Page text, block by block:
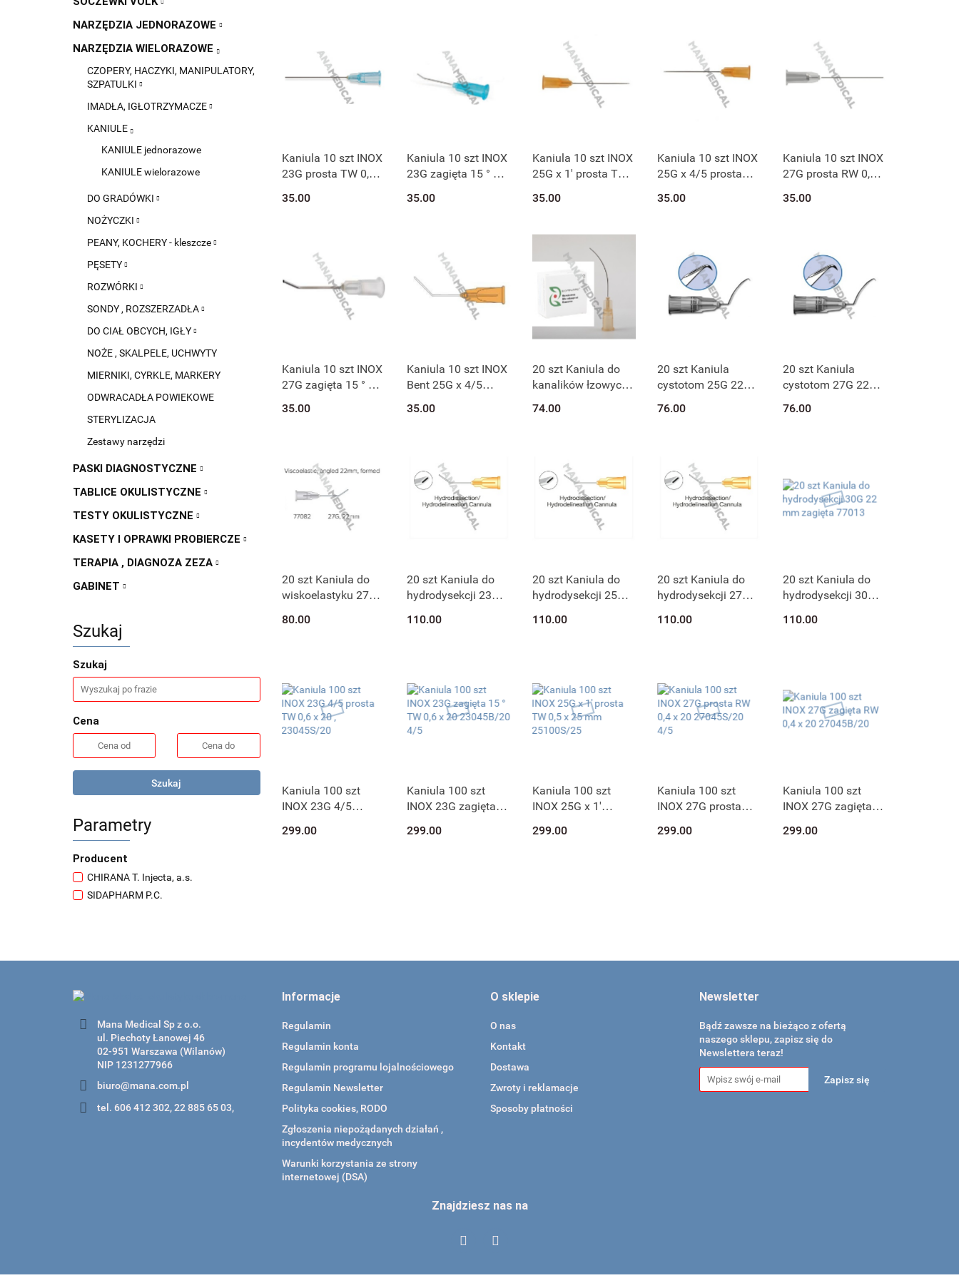
NARZĘDZIA JEDNORAZOWE
NARZĘDZIA WIELORAZOWE
CZOPERY, HACZYKI, MANIPULATORY,
SZPATULKI
IMADŁA, IGŁOTRZYMACZE
KANIULE
KANIULE jednorazowe
KANIULE wielorazowe
DO GRADÓWKI
NOŻYCZKI
PEANY, KOCHERY - kleszcze
PĘSETY
ROZWÓRKI
SONDY , ROZSZERZADŁA
DO CIAŁ OBCYCH, IGŁY
NOŻE , SKALPELE, UCHWYTY
MIERNIKI, CYRKLE, MARKERY
ODWRACADŁA POWIEKOWE
STERYLIZACJA
Zestawy narzędzi
PASKI DIAGNOSTYCZNE
TABLICE OKULISTYCZNE
TESTY OKULISTYCZNE
KASETY I OPRAWKI PROBIERCZE
TERAPIA , DIAGNOZA ZEZA
GABINET
Szukaj
Szukaj
Cena
Szukaj
Parametry
Producent
CHIRANA T. Injecta, a.s.
SIDAPHARM P.C.
Kaniula 10 szt INOX
23G prosta TW 0,6 x
35.00
Na zamówienie
Kaniula 10 szt INOX
23G zagięta 15 ° TW
CHOP23045B/20
35.00
Kaniula 10 szt INOX
25G x 1' prosta TW
25100S/25
35.00
Kaniula 10 szt INOX
25G x 4/5 prosta
25045S/20
35.00
Kaniula 10 szt INOX
27G prosta RW 0,4 x
35.00
Kaniula 10 szt INOX
27G zagięta 15 ° RW
27045B/20
35.00
Kaniula 10 szt INOX
Bent 25G x 4/5
mm 25045B/22
35.00
20 szt Kaniula do
kanalików łzowych
zagięta ,28 mm
74.00
20 szt Kaniula
cystotom 25G 22
mm 77006
76.00
20 szt Kaniula
cystotom 27G 22
mm 77007
76.00
20 szt Kaniula do
wiskoelastyku 27G
80.00
20 szt Kaniula do
hydrodysekcji 23G
77062
110.00
20 szt Kaniula do
hydrodysekcji 25G
77010
110.00
20 szt Kaniula do
hydrodysekcji 27G
77012
110.00
20 szt Kaniula do
hydrodysekcji 30G
77013
110.00
Kaniula 100 szt
INOX 23G 4/5
23045S/20
299.00
Kaniula 100 szt
INOX 23G zagięta
23045B/20 4/5
299.00
Kaniula 100 szt
INOX 25G x 1'
mm 25100S/25
299.00
Kaniula 100 szt
INOX 27G prosta
27045S/20 4/5
299.00
Kaniula 100 szt
INOX 27G zagięta
27045B/20
299.00
Mana Medical Sp z o.o.
ul. Piechoty Łanowej 46
02-951 Warszawa (Wilanów)
NIP 1231277966
biuro@mana.com.pl
tel. 606 412 302, 22 885 65 03,
Informacje
Regulamin
Regulamin konta
Regulamin programu lojalnościowego
Regulamin Newsletter
Polityka cookies, RODO
Zgłoszenia niepożądanych działań ,
incydentów medycznych
Warunki korzystania ze strony
internetowej (DSA)
O sklepie
O nas
Kontakt
Dostawa
Zwroty i reklamacje
Sposoby płatności
Newsletter
Bądź zawsze na bieżąco z ofertą
naszego sklepu, zapisz się do
Newslettera teraz!
Znajdziesz nas na